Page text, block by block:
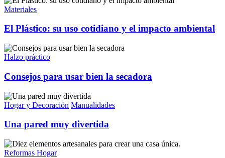
Materiales
El Plástico: su uso cotidiano y el impacto ambiental
Halzo práctico
Consejos para usar bien la secadora
Hogar y Decoración Manualidades
Una pared muy divertida
Reformas Hogar